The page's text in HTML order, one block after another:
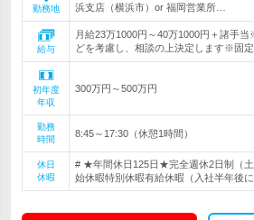
勤務地
浜支店（横浜市）or 福岡営業所…
給与
月給23万1000円～40万1000円＋諸手
どを考慮し、相談の上決定します※固
初年度
年収
300万円～500万円
勤務
時間
8:45～17:30（休憩1時間）
休日
休暇
# ★年間休日125日★完全週休2日制（
始休暇特別休暇有給休暇（入社半年後